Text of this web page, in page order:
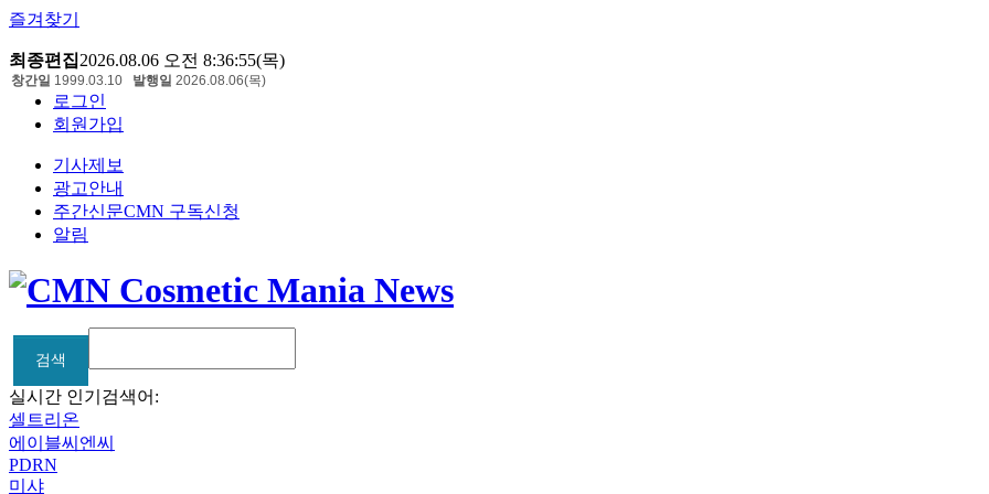
즐겨찾기
최종편집2026.08.06 오전 8:36:55(목)
로그인
회원가입
기사제보
광고안내
주간신문CMN 구독신청
알림
창간일 1999.03.10 발행일 2026.08.06(목)
검색
검색
실시간 인기검색어:
셀트리온
에이블씨엔씨
PDRN
미샤